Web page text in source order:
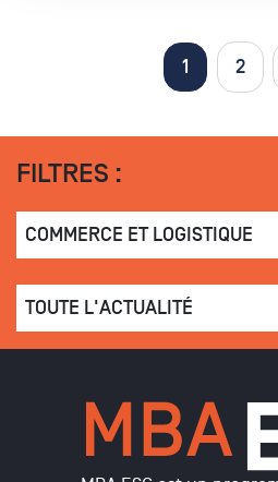
1 2
FILTRES :
COMMERCE ET LOGISTIQUE
TOUTE L'ACTUALITÉ